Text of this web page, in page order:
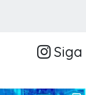
Siga